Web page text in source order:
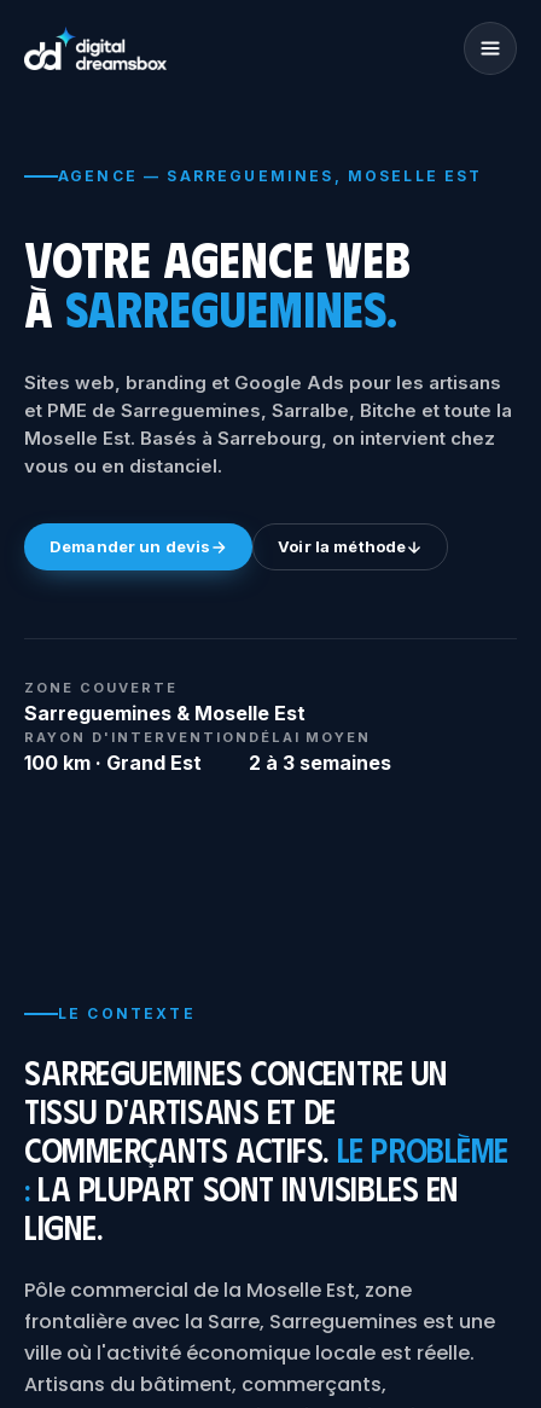
AGENCE — SARREGUEMINES, MOSELLE EST
VOTRE AGENCE WEB
À SARREGUEMINES.
Sites web, branding et Google Ads pour les artisans
et PME de Sarreguemines, Sarralbe, Bitche et toute la
Moselle Est. Basés à Sarrebourg, on intervient chez
vous ou en distanciel.
Demander un devis Voir la méthode
ZONE COUVERTE
Sarreguemines & Moselle Est
RAYON D'INTERVENTION
100 km · Grand Est
DÉLAI MOYEN
2 à 3 semaines
LE CONTEXTE
Sarreguemines concentre un
tissu d'artisans et de
commerçants actifs. Le problème
:la plupart sont invisibles en
ligne.
Pôle commercial de la Moselle Est, zone
frontalière avec la Sarre, Sarreguemines est une
ville où l'activité économique locale est réelle.
Artisans du bâtiment, commerçants,